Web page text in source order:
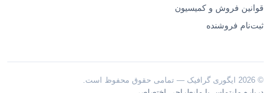
قوانین فروش و کمیسیون
ثبت‌نام فروشنده
© 2026 ایگوری گرافیک — تمامی حقوق محفوظ است.